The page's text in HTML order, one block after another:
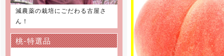
減農薬の栽培にごだわる古屋さ
ん！
桃-特選品